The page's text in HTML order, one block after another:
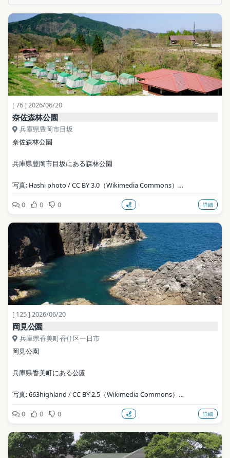
[ 76 ] 2026/06/20
奈佐森林公園
兵庫県豊岡市目坂
奈佐森林公園
兵庫県豊岡市目坂にある森林公園
写真: Hashi photo / CC BY 3.0（Wikimedia Commons）
地点データ: Wikidata (CC0)
0 0 0 詳細
[ 125 ] 2026/06/20
岡見公園
兵庫県香美町香住区一日市
岡見公園
兵庫県香美町にある公園
写真: 663highland / CC BY 2.5（Wikimedia Commons）
地点データ: Wikidata (CC0)
0 0 0 詳細